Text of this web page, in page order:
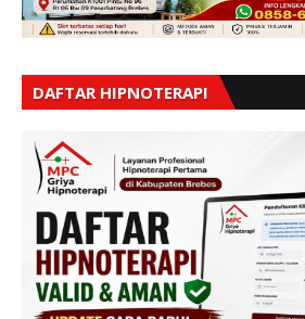
DAFTAR HIPNOTERAPI